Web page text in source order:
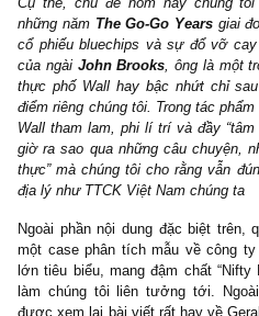
giới đầu tư trên thị trường và
trong các giáo trình tài chính
đúng kế hoạch, sau chủ đề Go-
đó 3 đợt bong bóng – đổ vỡ
sử đáng lưu giữ!
Cụ thể, chủ đề hôm nay
những nămThe Go-Go Years
cổ phiếu bluechips và sự đổ
thực phố Wall hay bậc nhứt
điểm riêng chúng tôi. Trong tác
Wall tham lam, phi lí trí và đầy
giờ ra sao qua những câu